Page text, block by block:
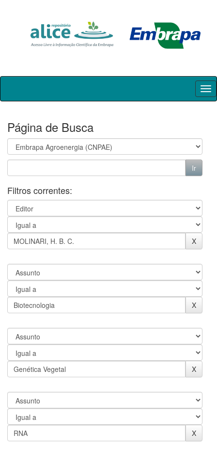
Skip
Página de Busca
Filtros correntes: